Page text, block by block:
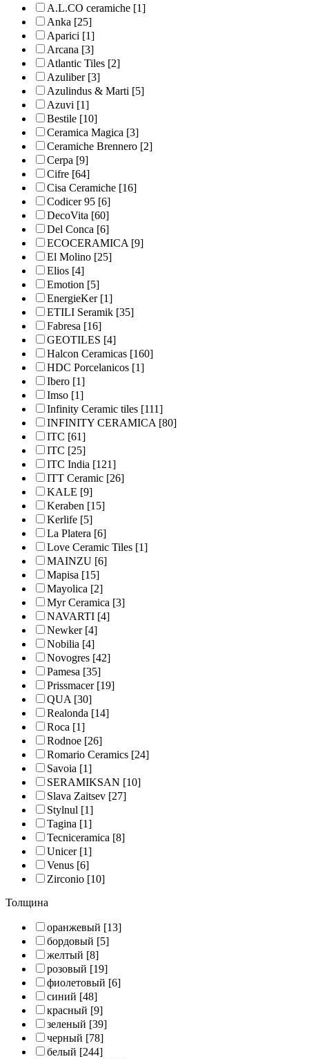
A.L.CO ceramiche [1]
Anka [25]
Aparici [1]
Arcana [3]
Atlantic Tiles [2]
Azuliber[3]
Azulindus & Marti [5]
Azuvi [1]
Bestile [10]
Ceramica Magica [3]
Ceramiche Brennero [2]
Cerpa [9]
Cifre [64]
Cisa Ceramiche [16]
Codicer 95 [6]
DecoVita [60]
Del Conca [6]
ECOCERAMICA[9]
El Molino [25]
Elios [4]
Emotion [5]
EnergieKer[1]
ETILI Seramik [35]
Fabresa [16]
GEOTILES [4]
Halcon Ceramicas [160]
HDC Porcelanicos [1]
Ibero [1]
Imso [1]
Infinity Ceramic tiles [111]
INFINITY CERAMICA[80]
ITC [61]
ITC [25]
ITC India [121]
ITT Ceramic [26]
KALE [9]
Keraben [15]
Kerlife [5]
La Platera [6]
Love Ceramic Tiles [1]
MAINZU [6]
Mapisa [15]
Mayolica [2]
Myr Ceramica [3]
NAVARTI [4]
Newker[4]
Nobilia [4]
Novogres [42]
Pamesa [35]
Prissmacer[19]
QUA[30]
Realonda [14]
Roca [1]
Rodnoe [26]
Romario Ceramics [24]
Savoia [1]
SERAMIKSAN [10]
Slava Zaitsev [27]
Stylnul [1]
Tagina [1]
Tecniceramica [8]
Unicer[1]
Venus [6]
Zirconio [10]
Толщина
оранжевый [13]
бордовый [5]
желтый [8]
розовый [19]
фиолетовый [6]
синий [48]
красный [9]
зеленый [39]
черный [78]
белый [244]